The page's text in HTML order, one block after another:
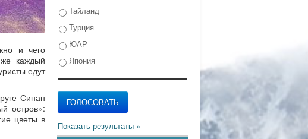
и чего
каждый
едут
Синан
остров»:
цветы в
Тайланд
Турция
ЮАР
Япония